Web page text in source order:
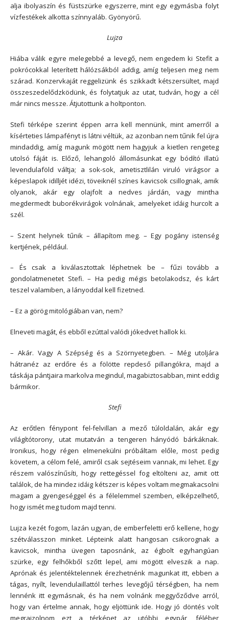
alja ibolyaszín és füstszürke egyszerre, mint egy egymásba folyt
vízfestékek alkotta színnyaláb. Gyönyörű.
Lujza
Hiába válik egyre melegebbé a levegő, nem engedem ki Stefit a
pokrócokkal leterített hálózsákból addig, amíg teljesen meg nem
szárad. Konzervkaját reggelizünk és szikkadt kétszersültet, majd
összeszedelődzködünk, és folytatjuk az utat, tudván, hogy a cél
már nincs messze. Átjutottunk a holtponton.
Stefi térképe szerint éppen arra kell mennünk, mint amerről a
kísérteties lámpafényt is látni véltük, az azonban nem tűnik fel újra
mindaddig, amíg magunk mögött nem hagyjuk a kietlen rengeteg
utolsó fáját is. Előző, lehangoló állomásunkat egy bódító illatú
levendulaföld váltja; a sok-sok, ametisztlilán viruló virágsor a
képeslapok idilljét idézi, töveiknél színes kavicsok csillognak, amik
olyanok, akár egy olajfolt a nedves járdán, vagy mintha
megdermedt buborékvirágok volnának, amelyeket idáig hurcolt a
szél.
– Szent helynek tűnik – állapítom meg. – Egy pogány istenség
kertjének, például.
– És csak a kiválasztottak léphetnek be – fűzi tovább a
gondolatmenetet Stefi. – Ha pedig mégis betolakodsz, és kárt
teszel valamiben, a lányoddal kell fizetned.
– Ez a görög mitológiában van, nem?
Elneveti magát, és ebből ezúttal valódi jókedvet hallok ki.
– Akár. Vagy A Szépség és a Szörnyetegben. – Még utoljára
hátranéz az erdőre és a fölötte repdeső pillangókra, majd a
táskája pántjaira markolva megindul, magabiztosabban, mint eddig
bármikor.
Stefi
Az erőtlen fénypont fel-felvillan a mező túloldalán, akár egy
világítótorony, utat mutatván a tengeren hányódó bárkáknak.
Ironikus, hogy régen elmenekülni próbáltam előle, most pedig
követem, a célom felé, amiről csak sejtéseim vannak, mi lehet. Egy
részem valószínűsíti, hogy rettegéssel fog eltölteni az, amit ott
találok, de ha mindez idáig kétszer is képes voltam megmakacsolni
magam a gyengeséggel és a félelemmel szemben, elképzelhető,
hogy ismét meg tudom majd tenni.
Lujza kezét fogom, lazán ugyan, de emberfeletti erő kellene, hogy
szétválasszon minket. Lépteink alatt hangosan csikorognak a
kavicsok, mintha üvegen taposnánk, az égbolt egyhangúan
szürke, egy felhőkből szőtt lepel, ami mögött elveszik a nap.
Aprónak és jelentéktelennek érezhetnénk magunkat itt, ebben a
tágas, nyílt, levendulaillattól terhes levegőjű térségben, ha nem
lennénk itt egymásnak, és ha nem volnánk meggyőződve arról,
hogy van értelme annak, hogy eljöttünk ide. Hogy jó döntés volt
megrajzolnom ezt a térképet az utóbbi egypár, féléber